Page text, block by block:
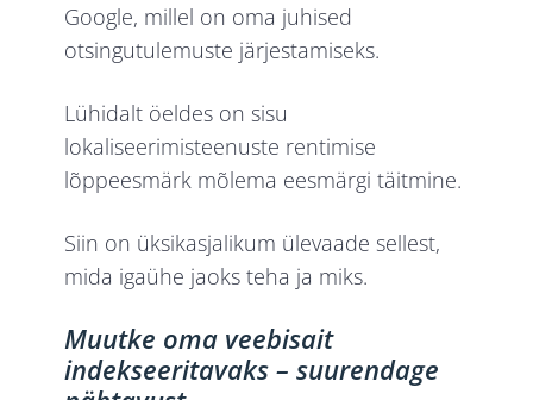
Google, millel on oma juhised
otsingutulemuste järjestamiseks.
Lühidalt öeldes on sisu
lokaliseerimisteenuste rentimise
lõppeesmärk mõlema eesmärgi täitmine.
Siin on üksikasjalikum ülevaade sellest,
mida igaühe jaoks teha ja miks.
Muutke oma veebisait
indekseeritavaks – suurendage